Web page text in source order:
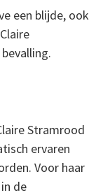
een blijde, ook
Stramrood
ervaren
. Voor haar
de